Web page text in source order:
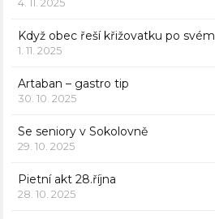
4. 11. 2025
Když obec řeší křižovatku po svém
1. 11. 2025
Artaban – gastro tip
30. 10. 2025
Se seniory v Sokolovně
29. 10. 2025
Pietní akt 28.října
28. 10. 2025